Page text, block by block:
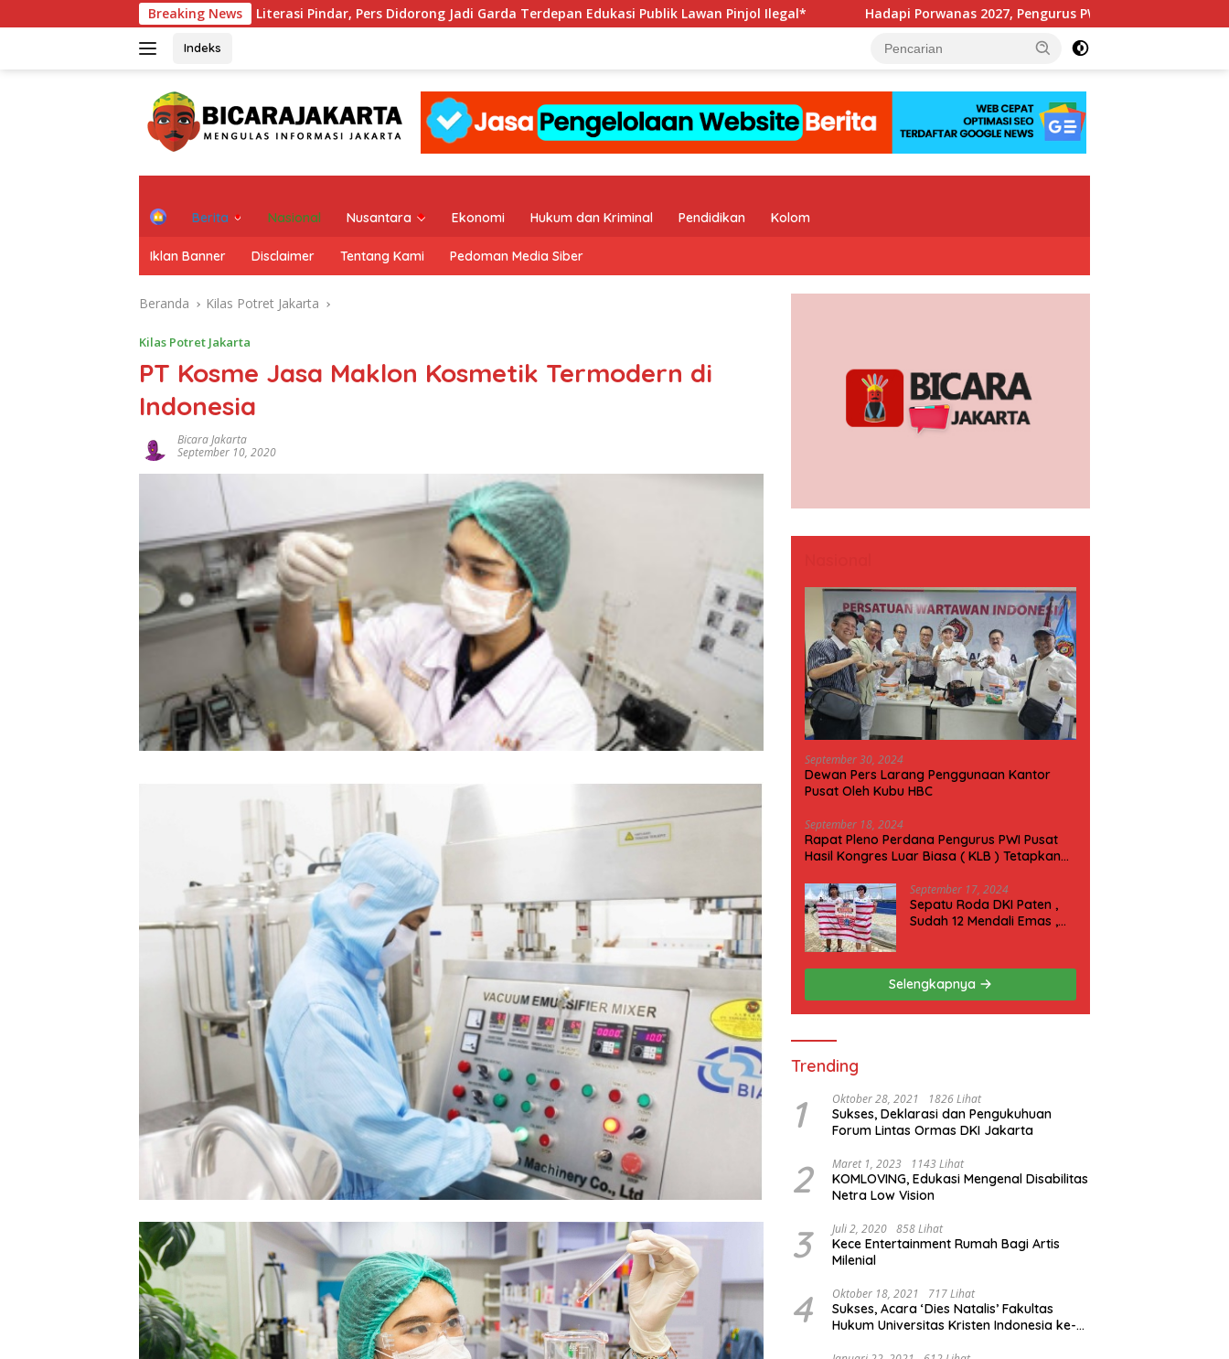
ke
Breaking News
AFPI Perkuat Literasi Pindar, Pers Didorong Jadi Garda Terdepan Edukasi Publik Lawan Pinjol Ilegal* Hadapi Porwanas 2027, Pengurus PWI Jaya Beraudiensi dengan KONI DKI Jakarta
Indeks
H
e
Berita Nasional Nusantara Ekonomi Hukum dan Kriminal Pendidikan Kolom
Iklan Banner Disclaimer Tentang Kami Pedoman Media Siber
Beranda Kilas Potret Jakarta
Kilas Potret Jakarta
PT Kosme Jasa Maklon Kosmetik Termodern di
Indonesia
Bicara Jakarta
September 10, 2020
September 30, 2024
Dewan Pers Larang Penggunaan Kantor
Pusat Oleh Kubu HBC
September 18, 2024
Rapat Pleno Perdana Pengurus PWI Pusat
Hasil Kongres Luar Biasa ( KLB ) Tetapkan
September 17, 2024
Sepatu Roda DKI Paten ,
Sudah 12 Mendali Emas ,
Selengkapnya
Trending
1 Oktober 28, 2021 1826 Lihat
Sukses, Deklarasi dan Pengukuhuan
Forum Lintas Ormas DKI Jakarta
2 Maret 1, 2023 1143 Lihat
KOMLOVING, Edukasi Mengenal Disabilitas
Netra Low Vision
3 Juli 2, 2020 858 Lihat
Kece Entertainment Rumah Bagi Artis
Milenial
4 Oktober 18, 2021 717 Lihat
Sukses, Acara ‘Dies Natalis’ Fakultas
Hukum Universitas Kristen Indonesia ke-